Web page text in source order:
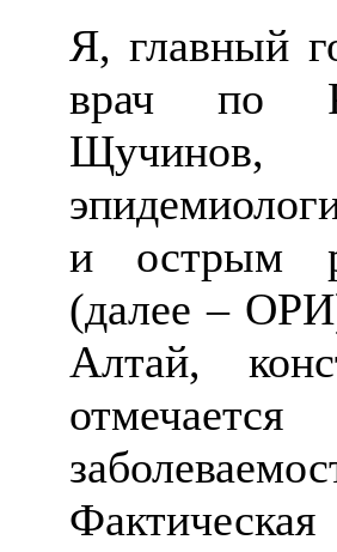
Я, главный
врач по
и острым
(далее –
Алтай,